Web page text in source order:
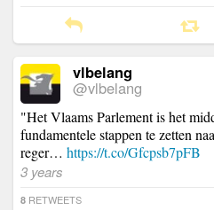
vlbelang
@vlbelang
"Het Vlaams Parlement is het
fundamentele stappen te zetten
reger… https://t.co/Gfcpsb7pFB
3 years
8 RETWEETS